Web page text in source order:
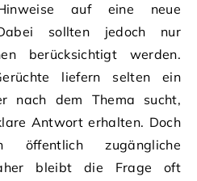
auf eine neue
sollten jedoch nur
berücksichtigt werden.
liefern selten ein
nach dem Thema sucht,
Antwort erhalten. Doch
zugängliche
bleibt die Frage oft